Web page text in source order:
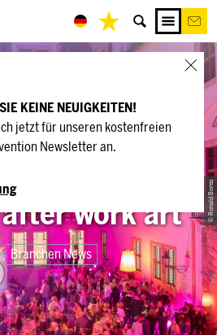
KEINE NEUIGKEITEN!
jetzt für unseren kostenfreien
Newsletter an.
© Ronald Bonss
im
– die
work art
Branchen News